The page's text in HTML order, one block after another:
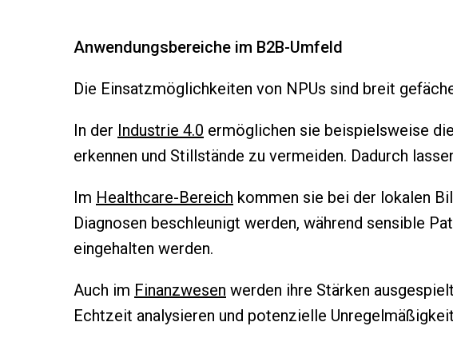
Anwendungsbereiche im B2B-Umfeld
Die Einsatzmöglichkeiten von NPUs sind breit
In der Industrie 4.0 ermöglichen sie beispielsweise
erkennen und Stillstände zu vermeiden. Dadurch
Im Healthcare-Bereich kommen sie bei der lokalen
Diagnosen beschleunigt werden, während sensible
eingehalten werden.
Auch im Finanzwesen werden ihre Stärken
Echtzeit analysieren und potenzielle